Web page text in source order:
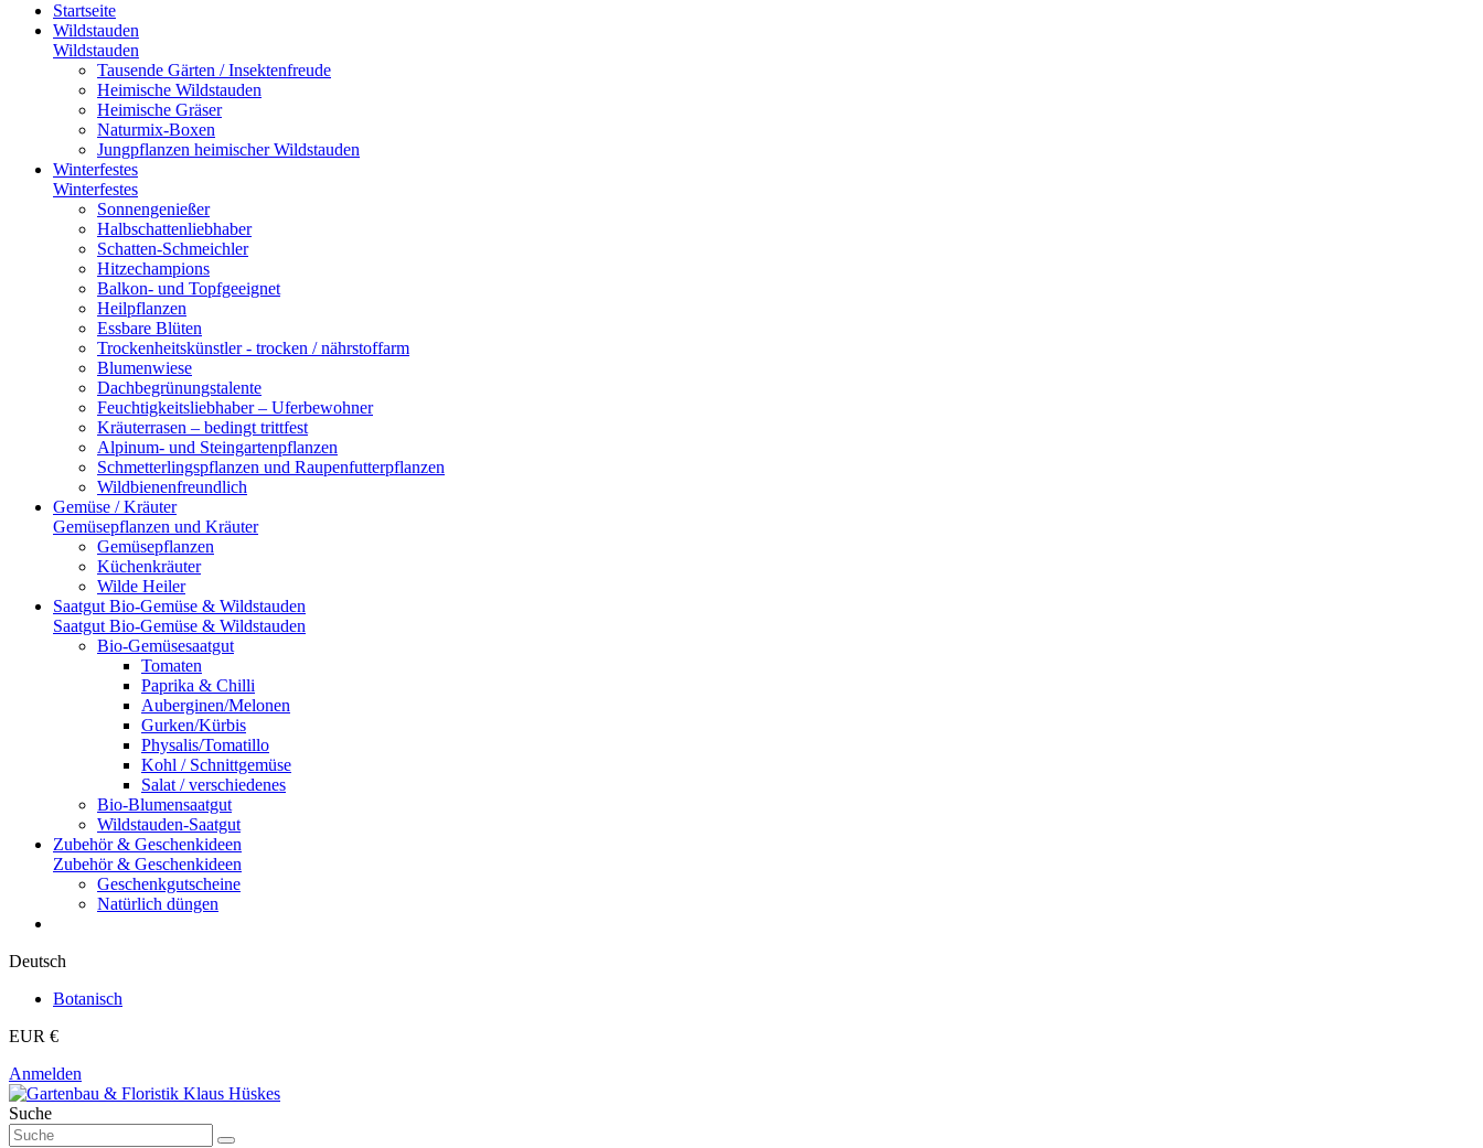
Startseite
Wildstauden
Wildstauden
Tausende Gärten / Insektenfreude
Heimische Wildstauden
Heimische Gräser
Naturmix-Boxen
Jungpflanzen heimischer Wildstauden
Winterfestes
Winterfestes
Sonnengenießer
Halbschattenliebhaber
Schatten-Schmeichler
Hitzechampions
Balkon- und Topfgeeignet
Heilpflanzen
Essbare Blüten
Trockenheitskünstler - trocken / nährstoffarm
Blumenwiese
Dachbegrünungstalente
Feuchtigkeitsliebhaber – Uferbewohner
Kräuterrasen – bedingt trittfest
Alpinum- und Steingartenpflanzen
Schmetterlingspflanzen und Raupenfutterpflanzen
Wildbienenfreundlich
Gemüse / Kräuter
Gemüsepflanzen und Kräuter
Gemüsepflanzen
Küchenkräuter
Wilde Heiler
Saatgut Bio-Gemüse & Wildstauden
Saatgut Bio-Gemüse & Wildstauden
Bio-Gemüsesaatgut
Tomaten
Paprika & Chilli
Auberginen/Melonen
Gurken/Kürbis
Physalis/Tomatillo
Kohl / Schnittgemüse
Salat / verschiedenes
Bio-Blumensaatgut
Wildstauden-Saatgut
Zubehör & Geschenkideen
Zubehör & Geschenkideen
Geschenkgutscheine
Natürlich düngen
Deutsch
Botanisch
EUR €
Anmelden
Suche